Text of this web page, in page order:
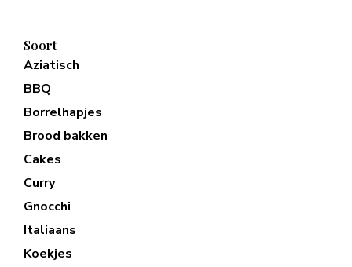
Soort
Aziatisch
BBQ
Borrelhapjes
Brood bakken
Cakes
Curry
Gnocchi
Italiaans
Koekjes